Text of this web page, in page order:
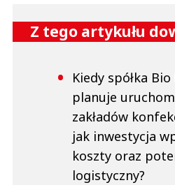
Z tego artykułu
Kiedy spółka
planuje
zakładów
jak inwestycja
koszty oraz
logistyczny?